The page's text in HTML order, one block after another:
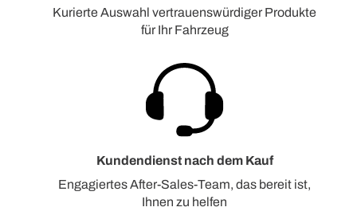
Kurierte Auswahl vertrauenswürdiger Produkte
für Ihr Fahrzeug
Kundendienst nach dem Kauf
Engagiertes After-Sales-Team, das bereit ist,
Ihnen zu helfen